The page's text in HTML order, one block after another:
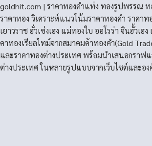
goldhit.com | ราคาทองคําแท่ง ทองรูปพรรณ ท
ราคาทอง วิเคราะห์แนวโน้มราคาทองคํา ราคา
เยาวราช ฮั่วเซ่งเฮง แม่ทองใบ ออโรร่า จินฮั้วเฮ
คาทองเรียลไทม์จากสมาคมค้าทองคำ(Gold
และราคาทองต่างประเทศ พร้อมนำเสนอกราฟแ
ต่างประเทศ ในหลายรูปแบบจากเว็บไซต์และอง